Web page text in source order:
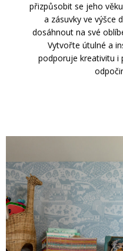
přizpůsobit se jeho
a zásuvky ve výšce
dosáhnout na své
Vytvořte útulné a
podporuje kreativitu i